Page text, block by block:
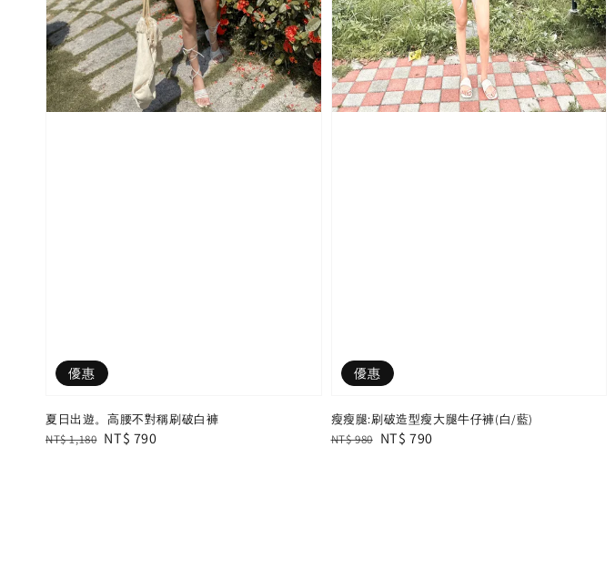
優惠
夏日出遊。高腰不對稱刷破白褲
Regular
NT$ 1,180 Sale
NT$ 790
優惠
瘦瘦腿:刷破造型瘦大腿牛仔褲(白/藍)
Regular
NT$ 980 Sale
NT$ 790